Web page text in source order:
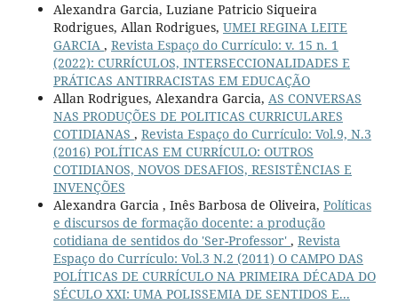
Alexandra Garcia, Luziane Patricio Siqueira
Rodrigues, Allan Rodrigues, UMEI REGINA LEITE
GARCIA , Revista Espaço do Currículo: v. 15 n. 1
(2022): CURRÍCULOS, INTERSECCIONALIDADES E
PRÁTICAS ANTIRRACISTAS EM EDUCAÇÃO
Allan Rodrigues, Alexandra Garcia, AS CONVERSAS
NAS PRODUÇÕES DE POLITICAS CURRICULARES
COTIDIANAS , Revista Espaço do Currículo: Vol.9, N.3
(2016) POLÍTICAS EM CURRÍCULO: OUTROS
COTIDIANOS, NOVOS DESAFIOS, RESISTÊNCIAS E
INVENÇÕES
Alexandra Garcia , Inês Barbosa de Oliveira, Políticas
e discursos de formação docente: a produção
cotidiana de sentidos do 'Ser-Professor' , Revista
Espaço do Currículo: Vol.3 N.2 (2011) O CAMPO DAS
POLÍTICAS DE CURRÍCULO NA PRIMEIRA DÉCADA DO
SÉCULO XXI: UMA POLISSEMIA DE SENTIDOS E...